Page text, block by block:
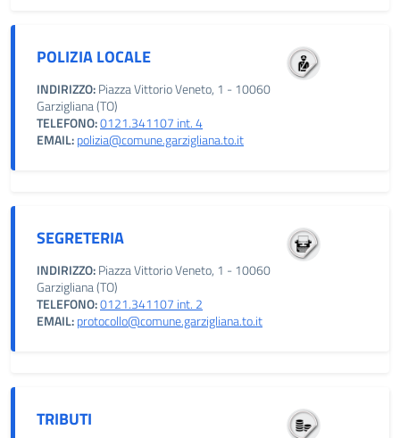
POLIZIA LOCALE
INDIRIZZO:Piazza Vittorio Veneto, 1 - 10060
Garzigliana (TO)
TELEFONO:0121.341107 int. 4
EMAIL:polizia@comune.garzigliana.to.it
SEGRETERIA
INDIRIZZO:Piazza Vittorio Veneto, 1 - 10060
Garzigliana (TO)
TELEFONO:0121.341107 int. 2
EMAIL:protocollo@comune.garzigliana.to.it
TRIBUTI